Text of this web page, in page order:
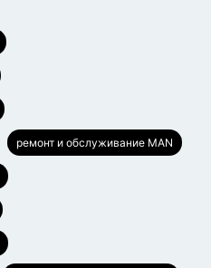
ремонт и обслуживание MAN